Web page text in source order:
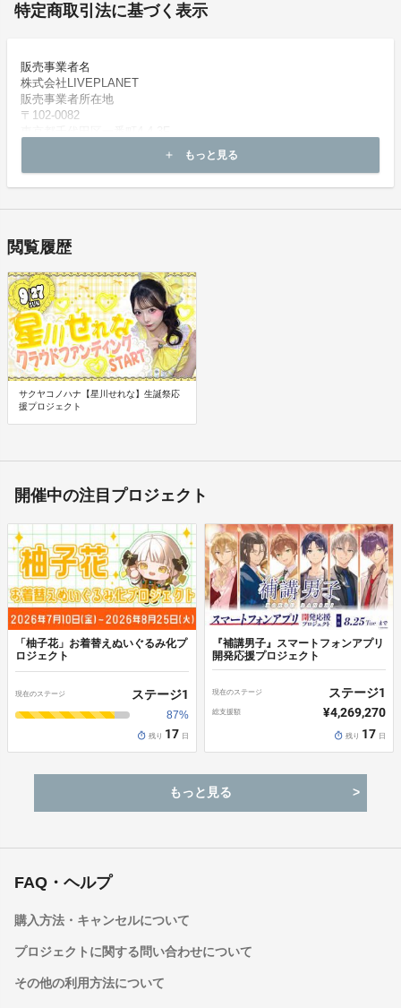
特定商取引法に基づく表示
販売事業者名
株式会社LIVEPLANET
販売事業者所在地
〒102-0082
連絡先／ホームページ
連絡先／電子メール
info@liveplanet.co.jp
販売価格帯
各プロジェクトページに記載のリワード代金をご確認ください。
※価格はすべて税込表示です。
商品等の引き渡し時期・発送方法
商品の引渡し時期またはサービスの提供時期は、各プロジェクトペ
ージに記載しておりますのでご確認ください。
代金の支払時期および方法
《決済手段》
・セブンイレブン
・ヤマザキデイリーストア
《支払時期》
・All or Nothingリワード：商品購入時に決済が行われ、プロジェク
トが成立しなかった場合には返金処理が行われます。
・All Inリワード：商品購入時に決済されます。
商品代金以外に必要な費用
送料は商品代金に含まれており、別途ご負担いただく費用はありま
せん。
返品・不良品について
輸送による商品の破損、または発送ミスがあった場合のみ返品をお
受けいたします。
商品到着後14日以内に弊社までご連絡いただいた後、出品者より案
内のある返送先へご返送ください。
《不良品の取扱条件》
商品到着後は必ず内容をご確認ください。
内容確認後、出品者より対応方法をご案内いたします。
キャンセルについて
決済完了後の返金は一切できません。
add もっと見る
閲覧履歴
サクヤコノハナ【星川せれな】生誕祭応
援プロジェクト
開催中の注目プロジェクト
「柚子花」お着替えぬいぐるみ化プ
ロジェクト
現在のステージ ステージ1
87%
残り 17 日
『補講男子』スマートフォンアプリ
開発応援プロジェクト
現在のステージ ステージ1
総支援額 ¥4,269,270
残り 17 日
もっと見る
FAQ・ヘルプ
購入方法・キャンセルについて
プロジェクトに関する問い合わせについて
その他の利用方法について